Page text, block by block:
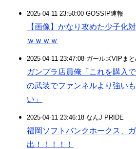
2025-04-11 23:50:00 GOSSIP速報
【画像】かなり攻めた少子化
ｗｗｗｗ
2025-04-11 23:47:08 ガールズVIPまと
ガンプラ店員俺「これを購入
の武装でファンネルより強い
い」
2025-04-11 23:46:18 なんJ PRIDE
福岡ソフトバンクホークス、
出！！！！！